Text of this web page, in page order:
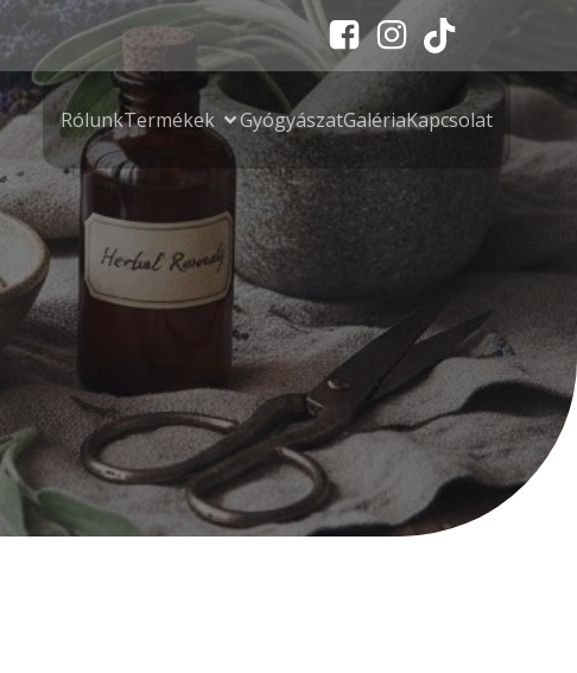
RólunkTermékek GyógyászatGalériaKapcsolat